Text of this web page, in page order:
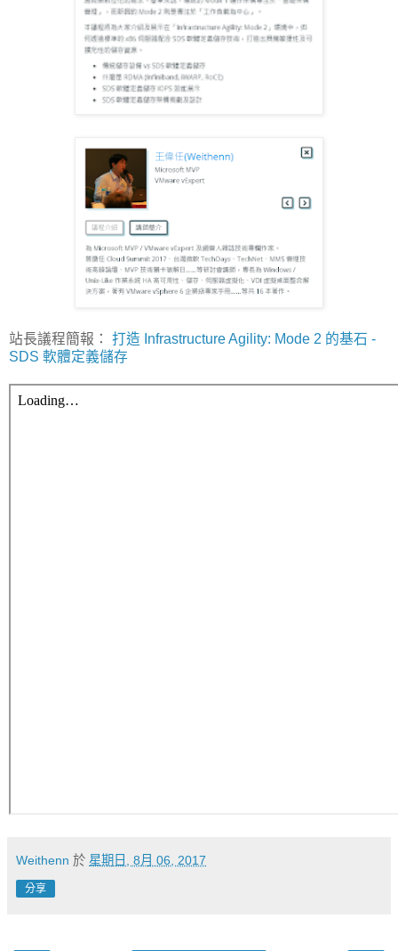
站長議程簡報： 打造 Infrastructure Agility: Mode 2 的基石 -
SDS 軟體定義儲存
Weithenn 於 星期日, 8月 06, 2017
分享